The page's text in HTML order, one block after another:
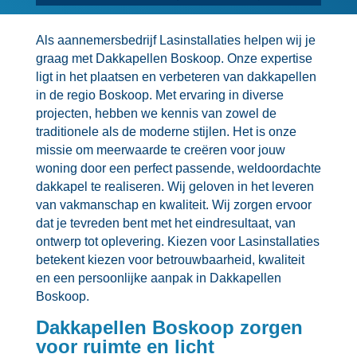
Als aannemersbedrijf Lasinstallaties helpen wij je
graag met Dakkapellen Boskoop.​ Onze expertise
ligt in het plaatsen en verbeteren van dakkapellen
in de regio Boskoop.​ Met ervaring in diverse
projecten, hebben we kennis van zowel de
traditionele als de moderne stijlen.​ Het is onze
missie om meerwaarde te creëren voor jouw
woning door een perfect passende, weldoordachte
dakkapel te realiseren.​ Wij geloven in het leveren
van vakmanschap en kwaliteit.​ Wij zorgen ervoor
dat je tevreden bent met het eindresultaat, van
ontwerp tot oplevering.​ Kiezen voor Lasinstallaties
betekent kiezen voor betrouwbaarheid, kwaliteit
en een persoonlijke aanpak in Dakkapellen
Boskoop.​
Dakkapellen Boskoop zorgen
voor ruimte en licht